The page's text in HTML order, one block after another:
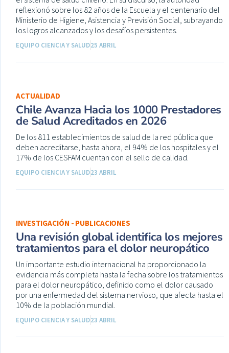
reflexionó sobre los 82 años de la Escuela y el centenario del
Ministerio de Higiene, Asistencia y Previsión Social, subrayando
los logros alcanzados y los desafíos persistentes.
EQUIPO CIENCIA Y SALUD25 ABRIL
ACTUALIDAD
Chile Avanza Hacia los 1000 Prestadores
de Salud Acreditados en 2026
De los 811 establecimientos de salud de la red pública que
deben acreditarse, hasta ahora, el 94% de los hospitales y el
17% de los CESFAM cuentan con el sello de calidad.
EQUIPO CIENCIA Y SALUD23 ABRIL
INVESTIGACIÓN - PUBLICACIONES
Una revisión global identifica los mejores
tratamientos para el dolor neuropático
Un importante estudio internacional ha proporcionado la
evidencia más completa hasta la fecha sobre los tratamientos
para el dolor neuropático, definido como el dolor causado
por una enfermedad del sistema nervioso, que afecta hasta el
10% de la población mundial.
EQUIPO CIENCIA Y SALUD23 ABRIL